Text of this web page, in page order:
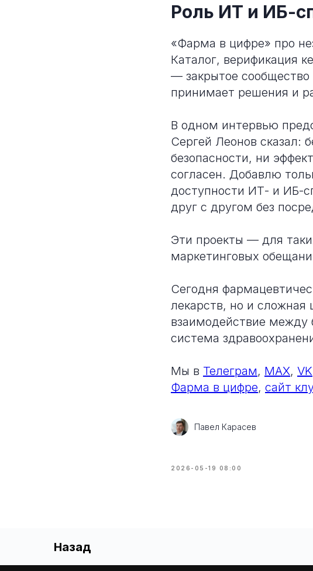
Роль ИТ и ИБ-
«Фарма в цифре» про
Каталог, верификация
— закрытое
принимает решения и
В одном интервью
Сергей Леонов сказал:
безопасности, ни
согласен. Добавлю
доступности ИТ- и ИБ-
друг с другом без
Эти проекты — для
маркетинговых
Сегодня
лекарств, но и
взаимодействие между
система
Мы в Телеграм, MAX, VK
Фарма в цифре, сайт
Павел Карасев
2026-05-19 08:00
Назад